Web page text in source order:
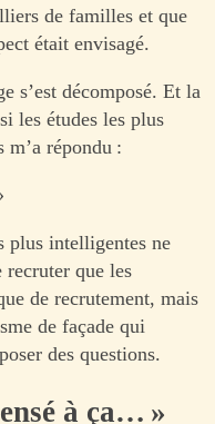
de familles et que
était envisagé.
s’est décomposé. Et la
les études les plus
répondu :
plus intelligentes ne
recruter que les
de recrutement, mais
de façade qui
des questions.
à ça… »